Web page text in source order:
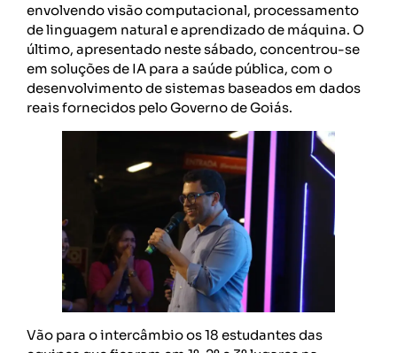
envolvendo visão computacional, processamento
de linguagem natural e aprendizado de máquina. O
último, apresentado neste sábado, concentrou-se
em soluções de IA para a saúde pública, com o
desenvolvimento de sistemas baseados em dados
reais fornecidos pelo Governo de Goiás.
Vão para o intercâmbio os 18 estudantes das